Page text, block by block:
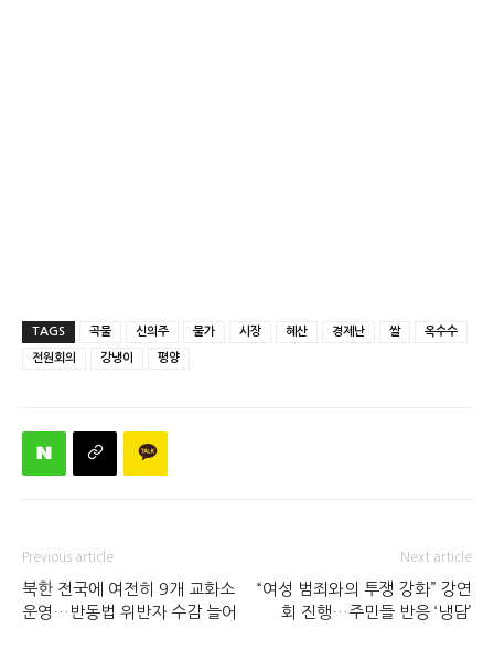
TAGS 곡물 신의주 물가 시장 혜산 경제난 쌀 옥수수
전원회의 강냉이 평양
Previous article
북한 전국에 여전히 9개 교화소
운영…반동법 위반자 수감 늘어
Next article
“여성 범죄와의 투쟁 강화” 강연
회 진행…주민들 반응 ‘냉담’